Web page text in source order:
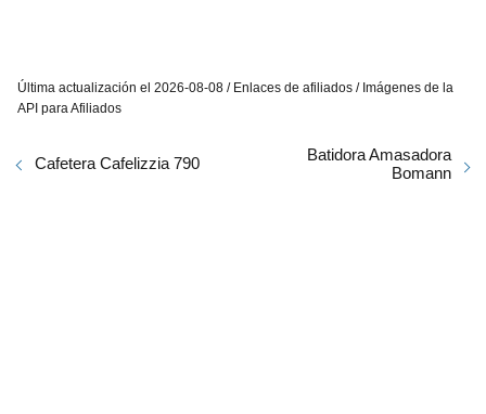
Última actualización el 2026-08-08 / Enlaces de afiliados / Imágenes de la
API para Afiliados
Cafetera Cafelizzia 790
Batidora Amasadora
Bomann